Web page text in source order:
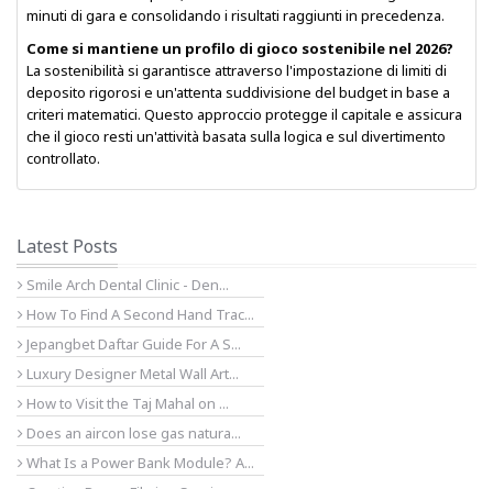
minuti di gara e consolidando i risultati raggiunti in precedenza.
Come si mantiene un profilo di gioco sostenibile nel 2026?
La sostenibilità si garantisce attraverso l'impostazione di limiti di
deposito rigorosi e un'attenta suddivisione del budget in base a
criteri matematici. Questo approccio protegge il capitale e assicura
che il gioco resti un'attività basata sulla logica e sul divertimento
controllato.
Latest Posts
Smile Arch Dental Clinic - Den...
How To Find A Second Hand Trac...
Jepangbet Daftar Guide For A S...
Luxury Designer Metal Wall Art...
How to Visit the Taj Mahal on ...
Does an aircon lose gas natura...
What Is a Power Bank Module? A...